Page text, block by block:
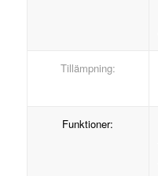
Tillämpning:
Funktioner: